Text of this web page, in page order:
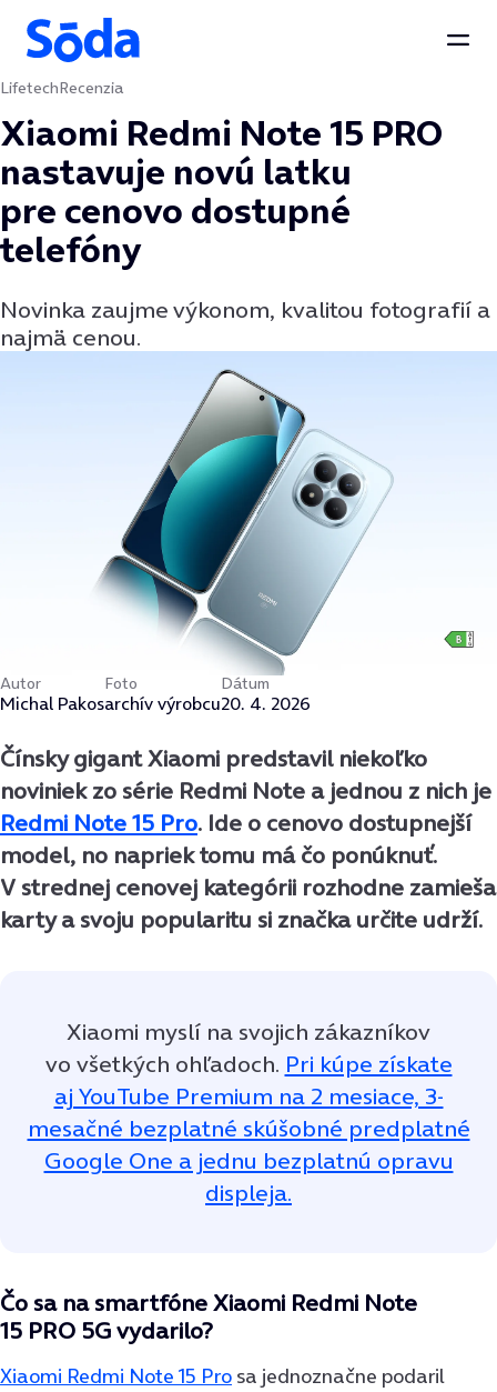
Preskočiť na obsah
LifetechRecenzia
Xiaomi Redmi Note 15 PRO
nastavuje novú latku
pre cenovo dostupné
telefóny
Novinka zaujme výkonom, kvalitou fotografií a
najmä cenou.
Autor
Michal Pakos
Foto
archív výrobcu
Dátum
20. 4. 2026
Čínsky gigant Xiaomi predstavil niekoľko
noviniek zo série Redmi Note a jednou z nich je
Redmi Note 15 Pro. Ide o cenovo dostupnejší
model, no napriek tomu má čo ponúknuť.
V strednej cenovej kategórii rozhodne zamieša
karty a svoju popularitu si značka určite udrží.
Xiaomi myslí na svojich zákazníkov
vo všetkých ohľadoch. Pri kúpe získate
aj YouTube Premium na 2 mesiace, 3-
mesačné bezplatné skúšobné predplatné
Google One a jednu bezplatnú opravu
displeja.
Čo sa na smartfóne Xiaomi Redmi Note
15 PRO 5G vydarilo?
Xiaomi Redmi Note 15 Pro sa jednoznačne podaril